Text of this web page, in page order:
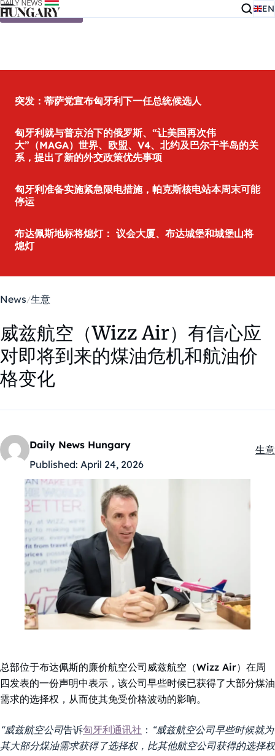
Skip to content EN
突发：蒂萨党宣布匈牙利下一任总统候选人
匈牙利就与普京治下的俄罗斯、“让美国再次伟
大”（MAGA）世界、欧盟、V4、北约及巴尔干半岛的关
系，提出了新的外交政策优先事项
匈牙利准备实施紧急限电措施，帕克斯核电站本周末可能
停运
布达佩斯地标将熄灯： 议会大厦、布达城堡和城堡山将
熄灯
News 生意
威兹航空（Wizz Air）有信心应
对即将到来的煤油危机和航油价
格变化
Daily News Hungary
Published: April 24, 2026
生意
总部位于布达佩斯的廉价航空公司威兹航空（Wizz Air）在周
四发表的一份声明中表示，该公司早些时候已获得了大部分煤油
需求的选择权，从而使其免受价格波动的影响。
“威兹航空公司告诉匈牙利通讯社 ： “威兹航空公司早些时候就为
其大部分煤油需求获得了选择权，比其他航空公司获得的选择权